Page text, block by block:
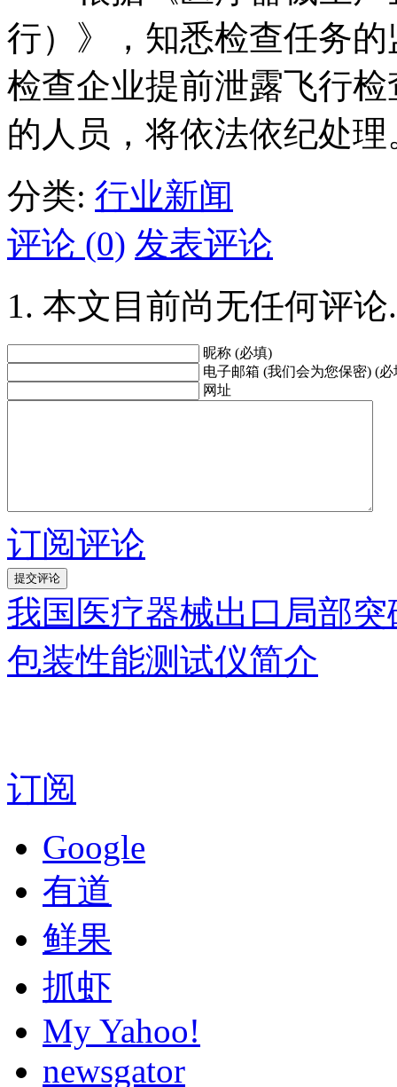
行）》，知悉检查任务
检查企业提前泄露飞行
的人员，将依法依纪处理
分类: 行业新闻
评论 (0) 发表评论
本文目前尚无任何评论.
昵称 (必填)
电子邮箱 (我们会为您保密) (必
网址
订阅评论
我国医疗器械出口局部
包装性能测试仪简介
订阅
Google
有道
鲜果
抓虾
My Yahoo!
newsgator